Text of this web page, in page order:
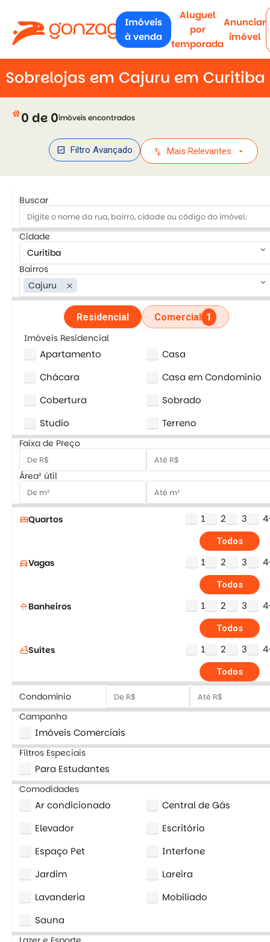
Imóveis
à venda
Aluguel
por
temporada
Anunciar
imóvel
Sobrelojas em Cajuru em Curitiba
house0 de 0imóveis encontrados
check_box Filtro Avançado swap_vert Mais Relevantes arrow_drop_down
Buscar
Cidade
keyboard_arrow_down
Bairros
Cajuru
close keyboard_arrow_down
Residencial Comercial 1
Imóveis Residencial
Apartamento
Casa
Chácara
Casa em Condominio
Cobertura
Sobrado
Studio
Terreno
Faixa de Preço
Área² útil
bedQuartos 1 2 3
Todos
directions_carVagas 1 2 3
Todos
shower Banheiros 1 2 3
Todos
bathtubSuítes 1 2 3
Todos
Condomínio
Campanha
Imóveis Comerciais
Filtros Especiais
Para Estudantes
Comodidades
Ar condicionado
Central de Gás
Elevador
Escritório
Espaço Pet
Interfone
Jardim
Lareira
Lavanderia
Mobiliado
Sauna